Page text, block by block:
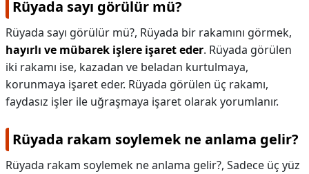
Rüyada sayı görülür mü?
Rüyada sayı görülür mü?, Rüyada bir rakamını görmek,
hayırlı ve mübarek işlere işaret eder. Rüyada görülen
iki rakamı ise, kazadan ve beladan kurtulmaya,
korunmaya işaret eder. Rüyada görülen üç rakamı,
faydasız işler ile uğraşmaya işaret olarak yorumlanır.
Rüyada rakam soylemek ne anlama gelir?
Rüyada rakam soylemek ne anlama gelir?, Sadece üç yüz